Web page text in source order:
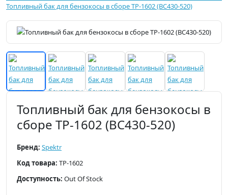
Топливный бак для бензокосы в сборе TP-1602 (BC430-520)
Топливный бак для бензокосы в
сборе TP-1602 (BC430-520)
Бренд: Spektr
Код товара: TP-1602
Доступность: Out Of Stock